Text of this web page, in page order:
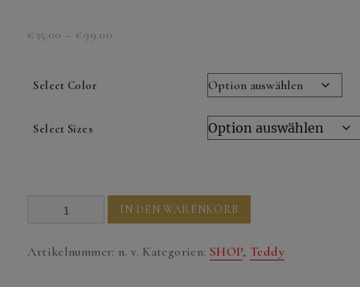
€ 35.00 – €99.00
Select Color
Select Sizes
Earrings
IN DEN WARENKORB
Artikelnummer: n. v. Kategorien: SHOP, Teddy